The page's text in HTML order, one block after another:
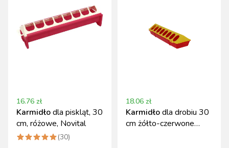
16.76 zł
Karmidłodla piskląt, 30
cm, różowe, Novital
(30)
18.06 zł
Karmidłodla drobiu 30
cm żółto-czerwone